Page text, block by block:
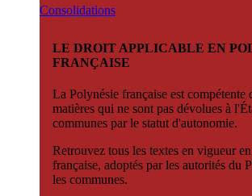
Consolidations
LE DROIT APPLICABLE EN
FRANÇAISE
La Polynésie française est compétente
matières qui ne sont pas dévolues à
communes par le statut d'autonomie.
Retrouvez tous les textes en vigueur
française, adoptés par les autorités du
les communes.